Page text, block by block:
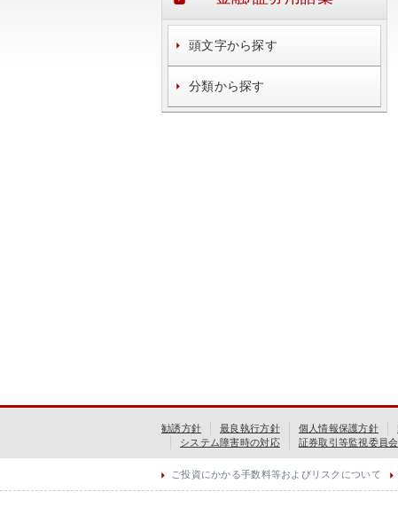
頭文字から探す
分類から探す
勧誘方針 最良執行方針 個人情報保護方針
システム障害時の対応
証券取引等監視委員
ご投資にかかる手数料等およびリスクについて